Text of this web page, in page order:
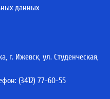
данных
г. Ижевск, ул. Студенческая,
(3412) 77-60-55